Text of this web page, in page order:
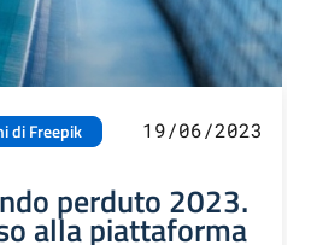
di Freepik 19/06/2023
perduto 2023.
alla piattaforma